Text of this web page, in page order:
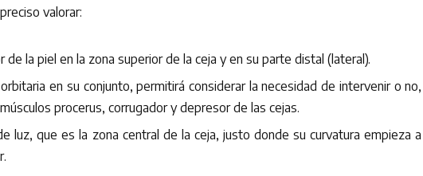
valorar:
de la piel en la zona superior de la ceja y en su parte distal (lateral).
en su conjunto, permitirá considerar la necesidad de intervenir o no,
procerus, corrugador y depresor de las cejas.
luz, que es la zona central de la ceja, justo donde su curvatura empieza a